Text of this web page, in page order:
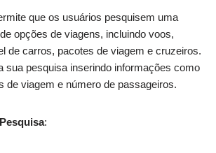
que os usuários pesquisem uma
opções de viagens, incluindo voos,
de carros, pacotes de viagem e cruzeiros.
sua pesquisa inserindo informações como
de viagem e número de passageiros.
: